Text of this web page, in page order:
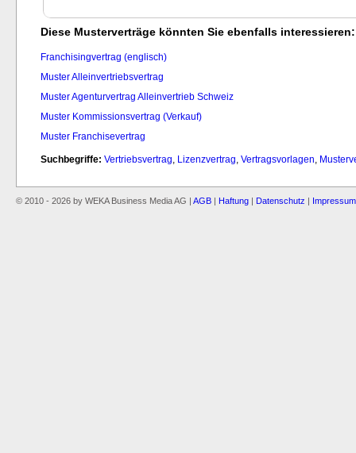
Diese Musterverträge könnten Sie ebenfalls interessieren:
Franchisingvertrag (englisch)
Muster Alleinvertriebsvertrag
Muster Agenturvertrag Alleinvertrieb Schweiz
Muster Kommissionsvertrag (Verkauf)
Muster Franchisevertrag
Suchbegriffe: Vertriebsvertrag Lizenzvertrag Vertragsvorlagen
© 2010 - 2026 by WEKA Business Media AG | AGB Haftung Datenschutz Impressum